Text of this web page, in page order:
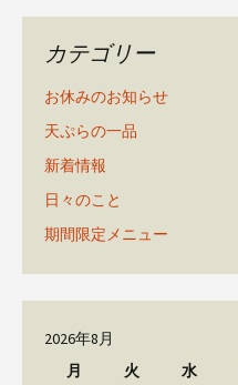
カテゴリー
お休みのお知らせ
天ぷらの一品
新着情報
日々のこと
期間限定メニュー
2026年8月
月
火 水